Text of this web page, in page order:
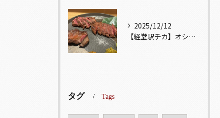
2025/12/12
【経堂駅チカ】オシャレ居酒屋🏮自慢のお肉が楽しめる🐃お得なコ...
タグ Tags